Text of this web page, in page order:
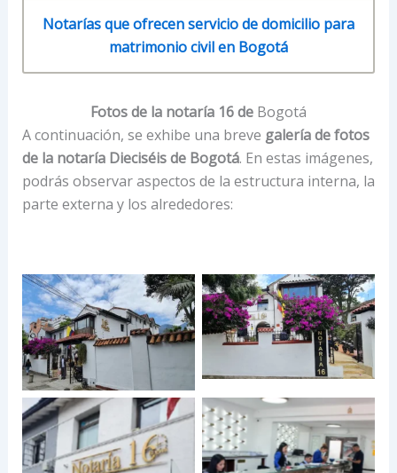
Notarías que ofrecen servicio de domicilio para
matrimonio civil en Bogotá
Fotos de la notaría 16 de Bogotá
A continuación, se exhibe una breve galería de fotos
de la notaría Dieciséis de Bogotá. En estas imágenes,
podrás observar aspectos de la estructura interna, la
parte externa y los alrededores: